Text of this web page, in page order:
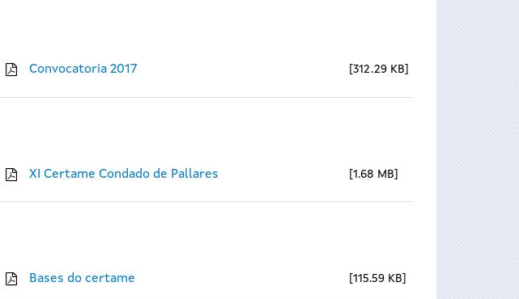
Convocatoria 2017 312.29 KB
XI Certame Condado de Pallares 1.68 MB
Bases do certame 115.59 KB